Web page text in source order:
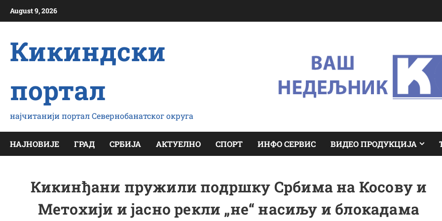
August 9, 2026
Кикиндски
портал
најчитанији портал Севернобанатског округа
НАЈНОВИЈЕ ГРАД СРБИЈА АКТУЕЛНО СПОРТ ИНФО СЕРВИС ВИДЕО ПРОДУКЦИЈА
Кикинђани пружили подршку Србима на Косову и
Метохији и јасно рекли „не“ насиљу и блокадама